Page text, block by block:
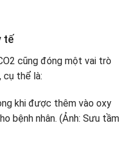
tế
cũng đóng một vai trò
thể là: